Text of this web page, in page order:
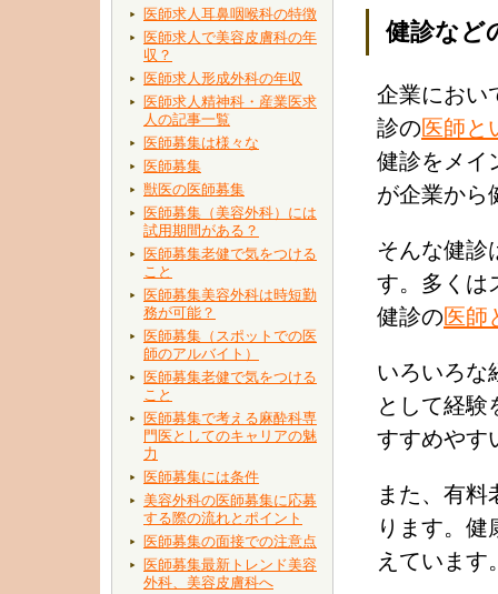
医師求人耳鼻咽喉科の特徴
医師求人で美容皮膚科の年
収？
医師求人形成外科の年収
医師求人精神科・産業医求
人の記事一覧
医師募集は様々な
医師募集
獣医の医師募集
医師募集（美容外科）には
試用期間がある？
医師募集老健で気をつける
こと
医師募集美容外科は時短勤
務が可能？
医師募集（スポットでの医
師のアルバイト）
医師募集老健で気をつける
こと
医師募集で考える麻酔科専
門医としてのキャリアの魅
力
医師募集には条件
美容外科の医師募集に応募
する際の流れとポイント
医師募集の面接での注意点
医師募集最新トレンド美容
外科、美容皮膚科へ
健診など
企業におい
診の医師と
健診をメイ
が企業から
そんな健診
す。多くは
健診の医師
いろいろな
として経験
すすめやす
また、有
ります。
えています